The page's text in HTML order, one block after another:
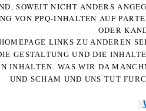
SOWEIT NICHT ANDERS
VON PPQ-INHALTEN AUF
ODER
LINKS ZU ANDEREN
GESTALTUNG UND DIE
INHALTEN. WAS WIR DA
UND SCHAM UND UNS TUT